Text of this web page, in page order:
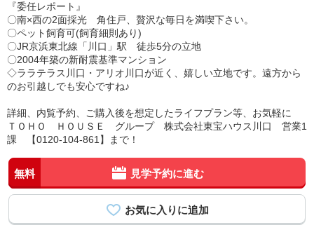
『委任レポート』
〇南×西の2面採光 角住戸、贅沢な毎日を満喫下さい。
〇ペット飼育可(飼育細則あり)
〇JR京浜東北線「川口」駅 徒歩5分の立地
〇2004年築の新耐震基準マンション
◇ララテラス川口・アリオ川口が近く、嬉しい立地です。遠方から
のお引越しでも安心ですね♪
詳細、内覧予約、ご購入後を想定したライフプラン等、お気軽に
ＴＯＨＯ ＨＯＵＳＥ グループ 株式会社東宝ハウス川口 営業1
課 【0120-104-861】まで！
無料 見学予約に進む